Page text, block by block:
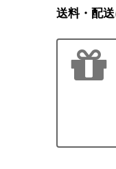
送料・配